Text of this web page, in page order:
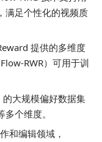
满足个性化的视频质
提供的多维度
RWR）可用于训
的大规模偏好数据集
个维度。
和编辑领域，